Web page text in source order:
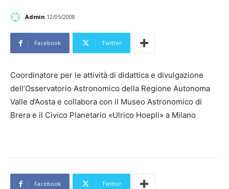
Admin 12/05/2008
Facebook Twitter
Coordinatore per le attività di didattica e divulgazione
dell’Osservatorio Astronomico della Regione Autonoma
Valle d’Aosta e collabora con il Museo Astronomico di
Brera e il Civico Planetario «Ulrico Hoepli» a Milano
Facebook Twitter